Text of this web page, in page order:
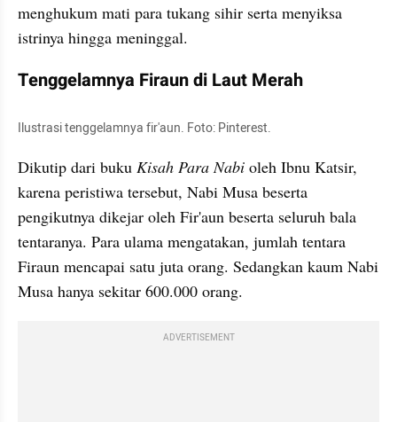
menghukum mati para tukang sihir serta menyiksa
istrinya hingga meninggal.
Tenggelamnya Firaun di Laut Merah
Ilustrasi tenggelamnya fir'aun. Foto: Pinterest.
Dikutip dari buku Kisah Para Nabi oleh Ibnu Katsir,
karena peristiwa tersebut, Nabi Musa beserta
pengikutnya dikejar oleh Fir'aun beserta seluruh bala
tentaranya. Para ulama mengatakan, jumlah tentara
Firaun mencapai satu juta orang. Sedangkan kaum Nabi
Musa hanya sekitar 600.000 orang.
ADVERTISEMENT